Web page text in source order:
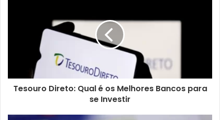
Tesouro Direto: Qual é os Melhores Bancos para
se Investir